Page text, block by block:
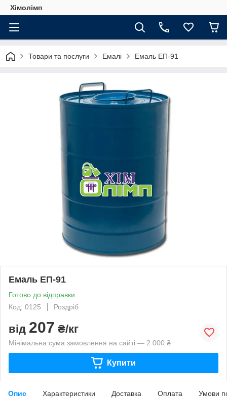
Хімолімп
Товари та послуги Емалі Емаль ЕП-91
Емаль ЕП-91
Готово до відправки
Код: 0125
Роздріб
від 207 ₴/кг
Мінімальна сума замовлення на сайті — 2 000 ₴
Купити
Опис Характеристики Доставка Оплата Умови